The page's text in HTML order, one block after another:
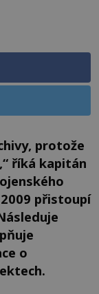
protože
říká kapitán
přistoupí
o